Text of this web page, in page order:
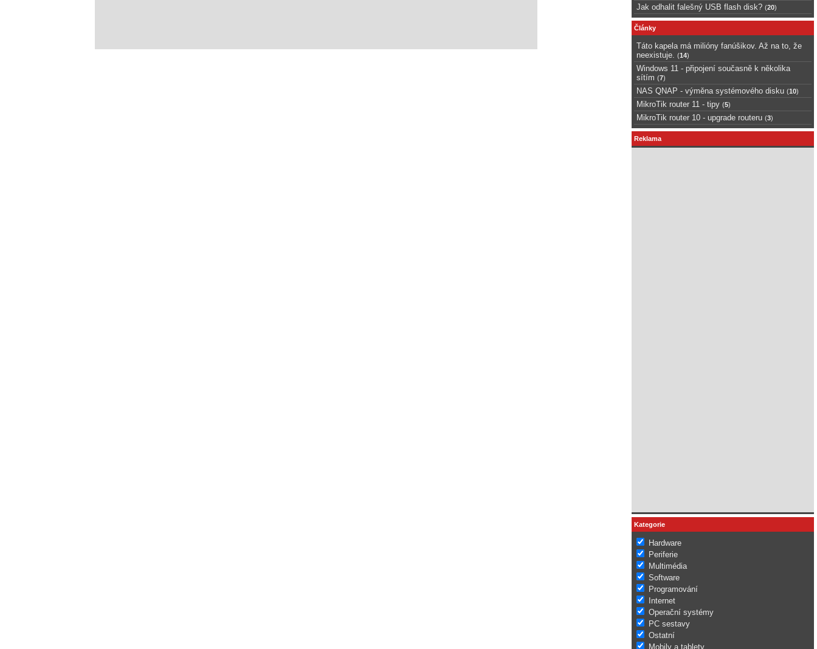
Jak odhalit falešný USB flash disk? (20)
Články
Táto kapela má milióny fanúšikov. Až na to, že
neexistuje.
(14)
Windows 11 - připojení současně k několika
sítím (7)
NAS QNAP - výměna systémového disku (10)
MikroTik router 11 - tipy (5)
MikroTik router 10 - upgrade routeru (3)
Reklama
Kategorie
Hardware
Periferie
Multimédia
Software
Programování
Internet
Operační systémy
PC sestavy
Ostatní
Mobily a tablety